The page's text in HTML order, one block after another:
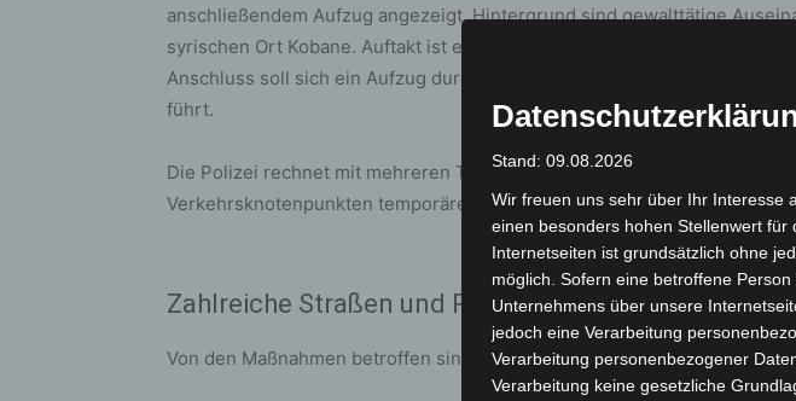
anschließendem Aufzug angezeigt. Hintergrund sind gewalttätige
syrischen Ort Kobane. Auftakt ist eine Kundgebung ab 15:00 Uhr auf dem
Anschluss soll sich ein Aufzug durch die Innenstadt bewegen, der auch
führt.
Die Polizei rechnet mit mehreren Tausend Teilnehmenden.
Verkehrsknotenpunkten temporäre Sperrungen erforderlich.
Zahlreiche Straßen und Plätze betroffen
Von den Maßnahmen betroffen sind unter anderem:
Stand: 09.08.2026
Wir freuen uns sehr über Ihr Interesse
einen besonders hohen Stellenwert
Internetseiten ist grundsätzlich ohne
möglich. Sofern eine betroffene
Unternehmens über unsere
jedoch eine Verarbeitung
Verarbeitung personenbezogener
Verarbeitung keine gesetzliche